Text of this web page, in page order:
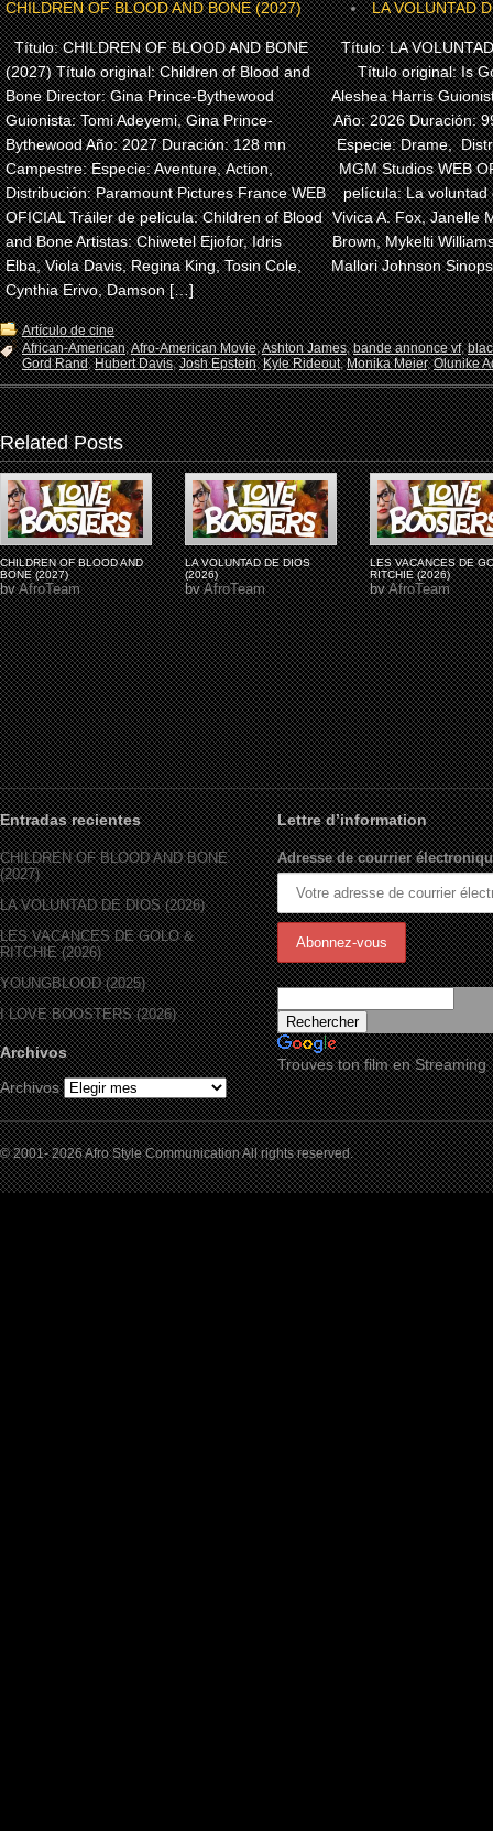
CHILDREN OF BLOOD AND BONE (2027)
Título: CHILDREN OF BLOOD AND BONE
(2027) Título original: Children of Blood and
Bone Director: Gina Prince-Bythewood
Guionista: Tomi Adeyemi, Gina Prince-
Bythewood Año: 2027 Duración: 128 mn
Campestre: Especie: Aventure, Action,
Distribución: Paramount Pictures France WEB
OFICIAL Tráiler de película: Children of Blood
and Bone Artistas: Chiwetel Ejiofor, Idris
Elba, Viola Davis, Regina King, Tosin Cole,
Cynthia Erivo, Damson […]
LA VOLUNTAD
Título: LA
Título original: Is
Aleshea Harris
Año: 2026 Duración:
Especie: Drame,
MGM Studios WEB
película: La voluntad
Vivica A. Fox, Janelle
Brown, Mykelti
Mallori Johnson
Artículo de cine
African-American,Afro-American Movie,Ashton James,bande annonce vf,
Gord Rand,Hubert Davis,Josh Epstein,Kyle Rideout,Monika Meier,Olunike
Related Posts
CHILDREN OF BLOOD AND
BONE (2027)
byAfroTeam
LA VOLUNTAD DE DIOS
(2026)
byAfroTeam
LES VACANCES DE
RITCHIE (2026)
byAfroTeam
Entradas recientes
CHILDREN OF BLOOD AND BONE
(2027)
LA VOLUNTAD DE DIOS (2026)
LES VACANCES DE GOLO &
RITCHIE (2026)
YOUNGBLOOD (2025)
I LOVE BOOSTERS (2026)
Archivos
Archivos
Lettre d’information
Adresse de courrier
Trouves ton film en Streaming
© 2001- 2026 Afro Style Communication All rights reserved.